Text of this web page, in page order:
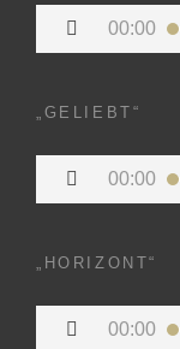
Audio-
00:00
„GELIEBT“
Audio-
00:00
„HORIZONT“
Audio-
00:00